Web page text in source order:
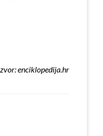
enciklopedija.hr